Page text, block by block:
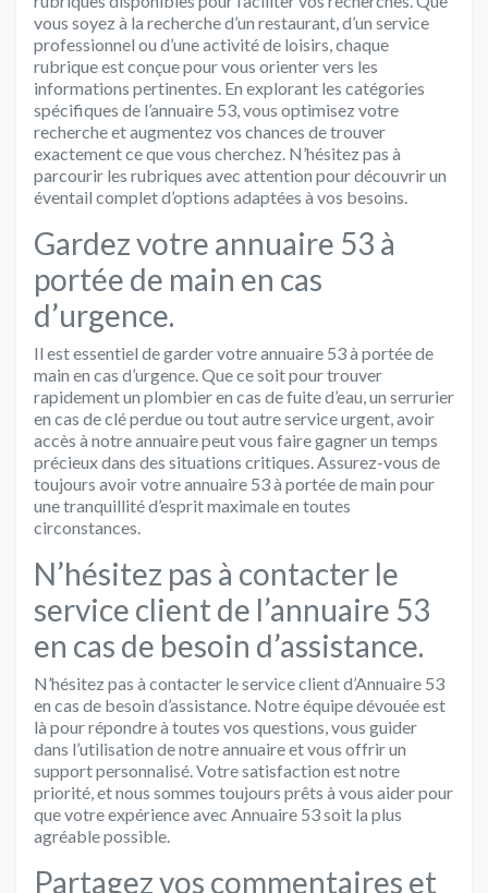
vous soyez à la recherche d’un restaurant, d’un service
professionnel ou d’une activité de loisirs, chaque
rubrique est conçue pour vous orienter vers les
informations pertinentes. En explorant les catégories
spécifiques de l’annuaire 53, vous optimisez votre
recherche et augmentez vos chances de trouver
exactement ce que vous cherchez. N’hésitez pas à
parcourir les rubriques avec attention pour découvrir un
éventail complet d’options adaptées à vos besoins.
Gardez votre annuaire 53 à
portée de main en cas
d’urgence.
Il est essentiel de garder votre annuaire 53 à portée de
main en cas d’urgence. Que ce soit pour trouver
rapidement un plombier en cas de fuite d’eau, un serrurier
en cas de clé perdue ou tout autre service urgent, avoir
accès à notre annuaire peut vous faire gagner un temps
précieux dans des situations critiques. Assurez-vous de
toujours avoir votre annuaire 53 à portée de main pour
une tranquillité d’esprit maximale en toutes
circonstances.
N’hésitez pas à contacter le
service client de l’annuaire 53
en cas de besoin d’assistance.
N’hésitez pas à contacter le service client d’Annuaire 53
en cas de besoin d’assistance. Notre équipe dévouée est
là pour répondre à toutes vos questions, vous guider
dans l’utilisation de notre annuaire et vous offrir un
support personnalisé. Votre satisfaction est notre
priorité, et nous sommes toujours prêts à vous aider pour
que votre expérience avec Annuaire 53 soit la plus
agréable possible.
Partagez vos commentaires et